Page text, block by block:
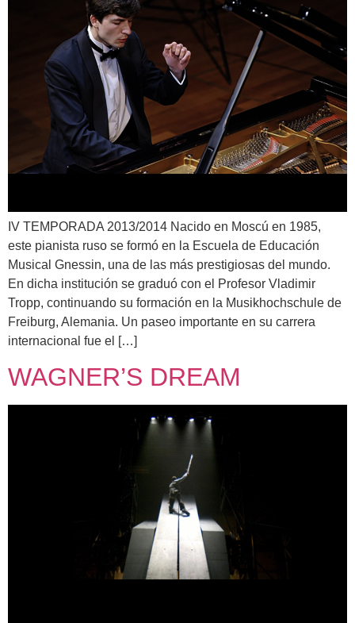
IV TEMPORADA 2013/2014 Nacido en Moscú en 1985,
este pianista ruso se formó en la Escuela de Educación
Musical Gnessin, una de las más prestigiosas del mundo.
En dicha institución se graduó con el Profesor Vladimir
Tropp, continuando su formación en la Musikhochschule de
Freiburg, Alemania. Un paseo importante en su carrera
internacional fue el […]
WAGNER’S DREAM